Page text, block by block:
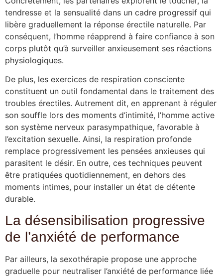
tendresse et la sensualité dans un cadre progressif qui
libère graduellement la réponse érectile naturelle. Par
conséquent, l’homme réapprend à faire confiance à son
corps plutôt qu’à surveiller anxieusement ses réactions
physiologiques.
De plus, les exercices de respiration consciente
constituent un outil fondamental dans le traitement des
troubles érectiles. Autrement dit, en apprenant à réguler
son souffle lors des moments d’intimité, l’homme active
son système nerveux parasympathique, favorable à
l’excitation sexuelle. Ainsi, la respiration profonde
remplace progressivement les pensées anxieuses qui
parasitent le désir. En outre, ces techniques peuvent
être pratiquées quotidiennement, en dehors des
moments intimes, pour installer un état de détente
durable.
La désensibilisation progressive
de l’anxiété de performance
Par ailleurs, la sexothérapie propose une approche
graduelle pour neutraliser l’anxiété de performance liée